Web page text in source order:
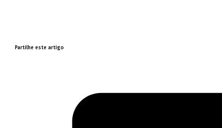
Partilhe este artigo